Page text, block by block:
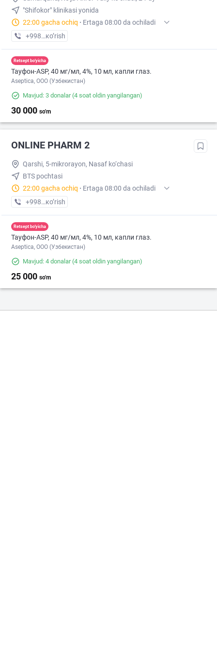
"Shifokor" klinikasi yonida
22:00 gacha ochiq · Ertaga 08:00 da ochiladi
+998 (77) XXX-XX-XX
кo’rish
Retsept bo'yicha
Тауфон-ASP, 40 мг/мл, 4%, 10 мл, капли глаз.
Aseptica, ООО (Узбекистан)
Mavjud: 3 donalar(4 soat oldin yangilangan)
30 000 so'm
ONLINE PHARM 2
Qarshi, 5-mikrorayon, Nasaf ko‘chasi
BTS pochtasi
22:00 gacha ochiq · Ertaga 08:00 da ochiladi
+998 (97) XXX-XX-XX
кo’rish
Retsept bo'yicha
Тауфон-ASP, 40 мг/мл, 4%, 10 мл, капли глаз.
Aseptica, ООО (Узбекистан)
Mavjud: 4 donalar(4 soat oldin yangilangan)
25 000 so'm